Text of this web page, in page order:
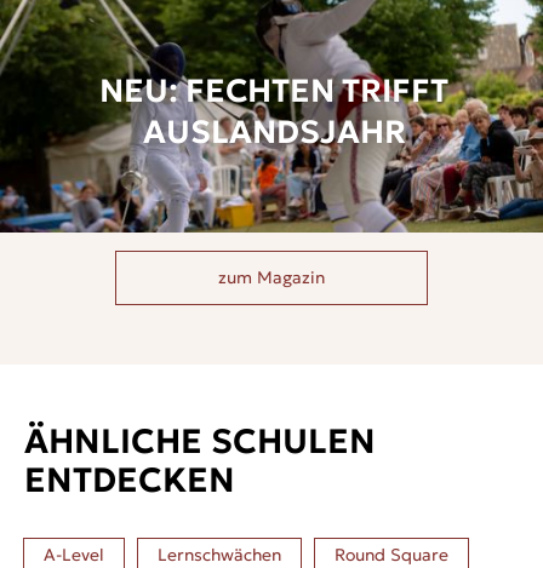
NEU: FECHTEN TRIFFT
AUSLANDSJAHR
zum Magazin
ÄHNLICHE SCHULEN
ENTDECKEN
A-Level Lernschwächen Round Square